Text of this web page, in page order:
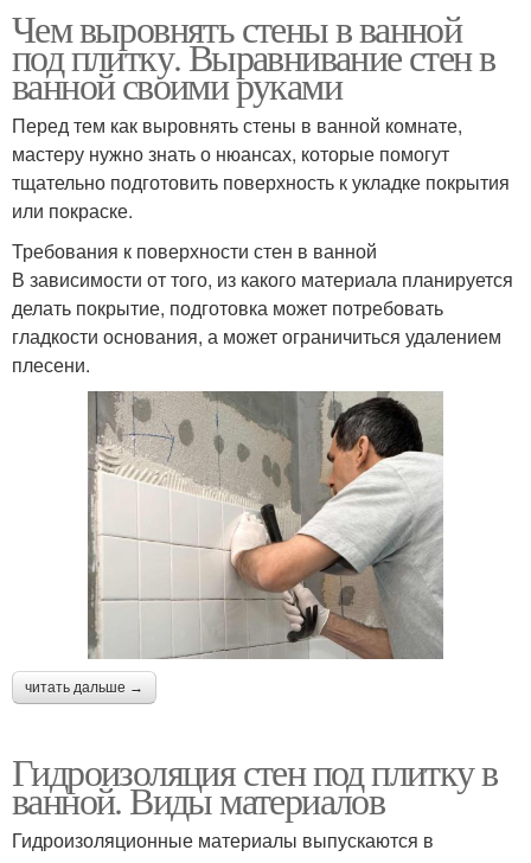
Чем выровнять стены в ванной
под плитку. Выравнивание стен в
ванной своими руками
Перед тем как выровнять стены в ванной комнате,
мастеру нужно знать о нюансах, которые помогут
тщательно подготовить поверхность к укладке покрытия
или покраске.
Требования к поверхности стен в ванной
В зависимости от того, из какого материала планируется
делать покрытие, подготовка может потребовать
гладкости основания, а может ограничиться удалением
плесени.
читать дальше →
Гидроизоляция стен под плитку в
ванной. Виды материалов
Гидроизоляционные материалы выпускаются в